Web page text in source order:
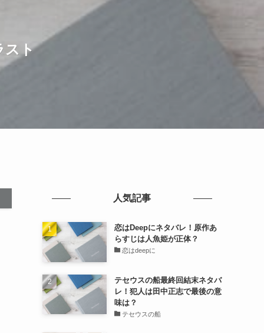
スト
人気記事
恋はDeepにネタバレ！原作あ
らすじは人魚姫が正体？
恋はdeepに
テセウスの船最終回結末ネタバ
レ！犯人は田中正志で最後の意
味は？
テセウスの船